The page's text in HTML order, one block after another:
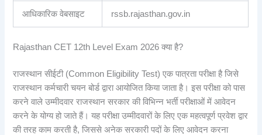
आधिकारिक वेबसाइट rssb.rajasthan.gov.in
Rajasthan CET 12th Level Exam 2026 क्या है?
राजस्थान सीईटी (Common Eligibility Test) एक पात्रता परीक्षा है जिसे
राजस्थान कर्मचारी चयन बोर्ड द्वारा आयोजित किया जाता है। इस परीक्षा को पास
करने वाले उम्मीदवार राजस्थान सरकार की विभिन्न भर्ती परीक्षाओं में आवेदन
करने के योग्य हो जाते हैं। यह परीक्षा उम्मीदवारों के लिए एक महत्वपूर्ण प्रवेश द्वार
की तरह काम करती है, जिससे अनेक सरकारी पदों के लिए आवेदन करना